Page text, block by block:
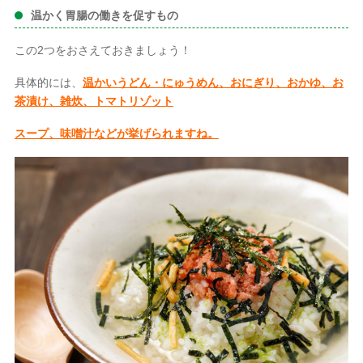
温かく胃腸の働きを促すもの
この2つをおさえておきましょう！
具体的には、 温かいうどん・にゅうめん、おにぎり、おかゆ、お
茶漬け、雑炊、トマトリゾット
スープ、味噌汁などが挙げられますね。